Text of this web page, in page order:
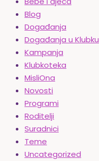
Blog
Događanja
Događanja u Klubku
Kampanja
Klubkoteka
MisliOna
Novosti
Programi
Roditelji
Suradnici
Teme
Uncategorized